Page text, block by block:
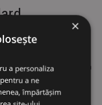
excelent din fabrică în
șoferului. O serie
o flexibilitate maximă și o
– de la o contragreutate
×
a personaliza
a ne
împărtășim